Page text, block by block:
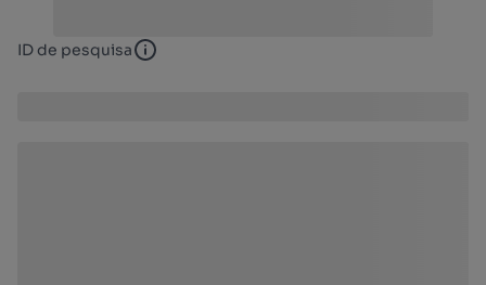
ID de pesquisa ID de pesquisa